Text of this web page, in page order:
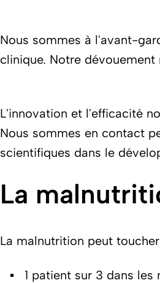
Nous sommes à l'avant-
clinique. Notre
L'innovation et l'efficacité
Nous sommes en contact
scientifiques dans le
La
La malnutrition peut
1 patient sur 3 dans les